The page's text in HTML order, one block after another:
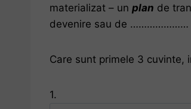
materializat – un plan de
devenire sau de …………………
Care sunt primele 3 cuvinte,
1.